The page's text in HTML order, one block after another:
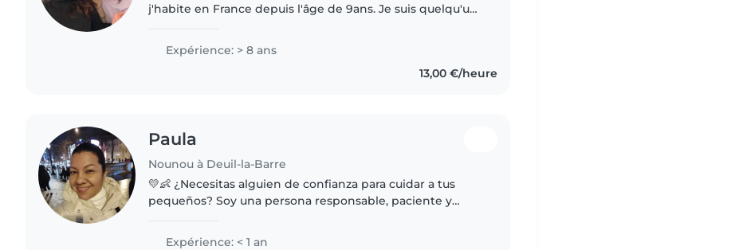
j'habite en France depuis l'âge de 9ans. Je suis quelqu'un
patiente,..
Expérience: > 8 ans
13,00 €/heure
Paula
Nounou à Deuil-la-Barre
💛👶 ¿Necesitas alguien de confianza para cuidar a tus
pequeños? Soy una persona responsable, paciente y
Expérience: < 1 an